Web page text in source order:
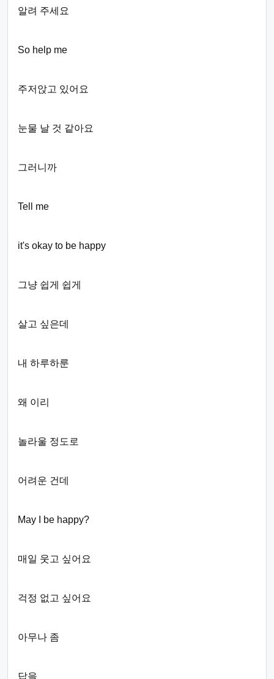
알려 주세요
So help me
주저앉고 있어요
눈물 날 것 같아요
그러니까
Tell me
it's okay to be happy
그냥 쉽게 쉽게
살고 싶은데
내 하루하룬
왜 이리
놀라울 정도로
어려운 건데
May I be happy?
매일 웃고 싶어요
걱정 없고 싶어요
아무나 좀
답을